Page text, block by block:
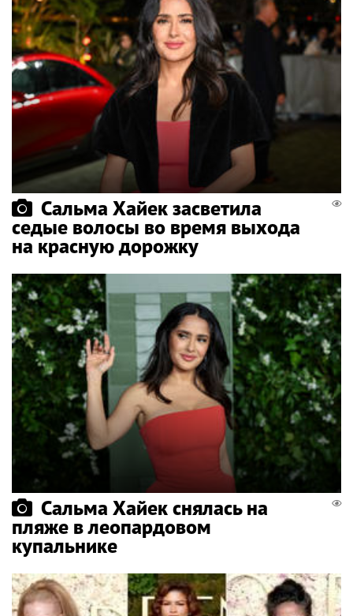
Сальма Хайек засветила
седые волосы во время выхода
на красную дорожку
Сальма Хайек снялась на
пляже в леопардовом
купальнике